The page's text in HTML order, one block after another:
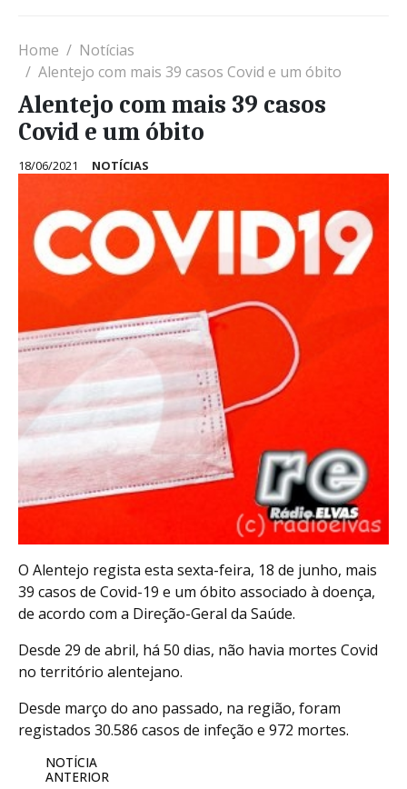
Home
Notícias
Alentejo com mais 39 casos Covid e um óbito
Alentejo com mais 39 casos
Covid e um óbito
18/06/2021 NOTÍCIAS
O Alentejo regista esta sexta-feira, 18 de junho, mais
39 casos de Covid-19 e um óbito associado à doença,
de acordo com a Direção-Geral da Saúde.
Desde 29 de abril, há 50 dias, não havia mortes Covid
no território alentejano.
Desde março do ano passado, na região, foram
registados 30.586 casos de infeção e 972 mortes.
NOTÍCIA
ANTERIOR